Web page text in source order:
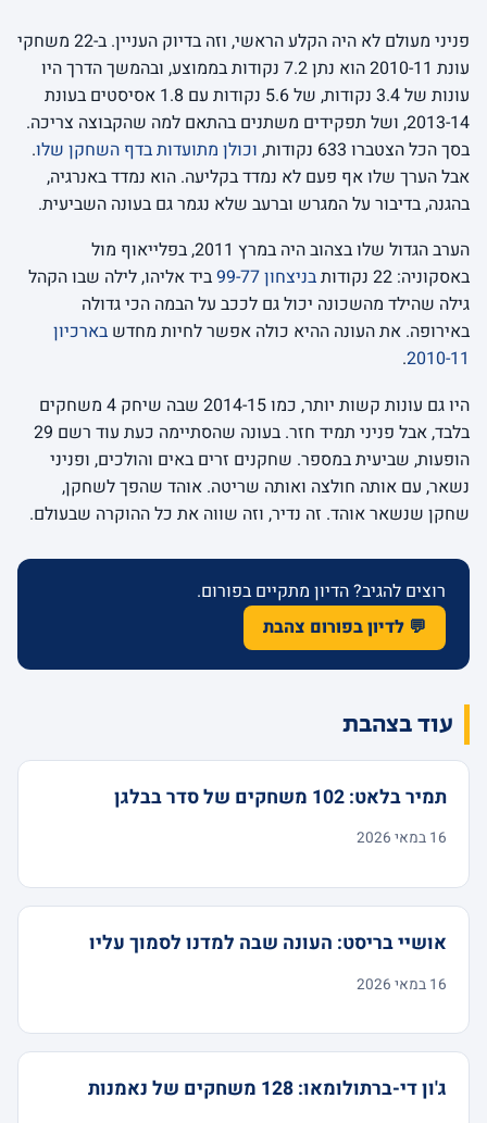
פניני מעולם לא היה הקלע הראשי, וזה בדיוק העניין. ב-22 משחקי
עונת 2010-11 הוא נתן 7.2 נקודות בממוצע, ובהמשך הדרך היו
עונות של 3.4 נקודות, של 5.6 נקודות עם 1.8 אסיסטים בעונת
2013-14, ושל תפקידים משתנים בהתאם למה שהקבוצה צריכה.
בסך הכל הצטברו 633 נקודות,
וכולן מתועדות בדף השחקן שלו.
אבל הערך שלו אף פעם לא נמדד בקליעה. הוא נמדד באנרגיה,
בהגנה, בדיבור על המגרש וברעב שלא נגמר גם בעונה השביעית.
הערב הגדול שלו בצהוב היה במרץ 2011, בפלייאוף מול
באסקוניה: 22 נקודות
בניצחון 99-77
ביד אליהו, לילה שבו הקהל
גילה שהילד מהשכונה יכול גם לככב על הבמה הכי גדולה
באירופה. את העונה ההיא כולה אפשר לחיות מחדש בארכיון
2010-11
.
היו גם עונות קשות יותר, כמו 2014-15 שבה שיחק 4 משחקים
בלבד, אבל פניני תמיד חזר. בעונה שהסתיימה כעת עוד רשם 29
הופעות, שביעית במספר. שחקנים זרים באים והולכים, ופניני
נשאר, עם אותה חולצה ואותה שריטה. אוהד שהפך לשחקן,
שחקן שנשאר אוהד. זה נדיר, וזה שווה את כל ההוקרה שבעולם.
רוצים להגיב? הדיון מתקיים בפורום.
💬 לדיון בפורום צהבת
עוד בצהבת
תמיר בלאט: 102 משחקים של סדר בבלגן
16 במאי 2026
אושיי בריסט: העונה שבה למדנו לסמוך עליו
16 במאי 2026
ג'ון די-ברתולומאו: 128 משחקים של נאמנות